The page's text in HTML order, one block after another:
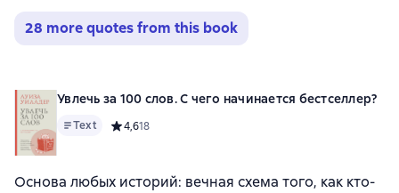
28 more quotes from this book
Увлечь за 100 слов. С чего начинается бестселлер?
Text Средний рейтинг 4,6 на основе 18 оценок
4,618
Основа любых историй: вечная схема того, как кто-